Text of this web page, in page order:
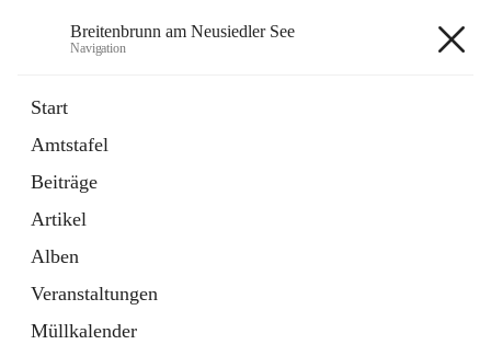
Breitenbrunn am Neusiedler See
Navigation
Start
Amtstafel
Beiträge
Artikel
Alben
Veranstaltungen
Müllkalender
18 Schnellzugriffe
Gemeindeservice